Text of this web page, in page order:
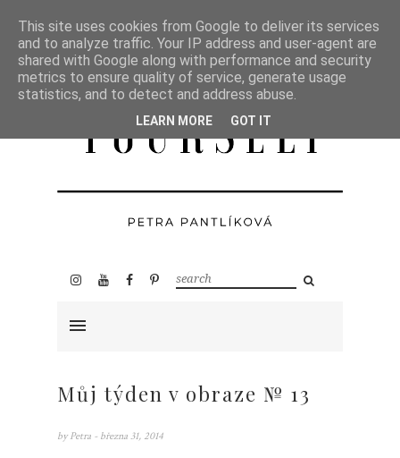
Můj týden v obraze № 13
by Petra - března 31, 2014
This site uses cookies from Google to deliver its services
and to analyze traffic. Your IP address and user-agent are
shared with Google along with performance and security
metrics to ensure quality of service, generate usage
statistics, and to detect and address abuse.
LEARN MORE GOT IT